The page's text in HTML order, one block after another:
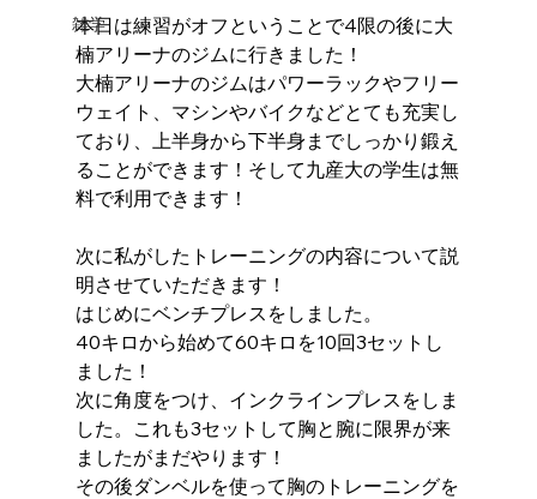
雑学
本日は練習がオフということで4限の後に大
楠アリーナのジムに行きました！
大楠アリーナのジムはパワーラックやフリー
ウェイト、マシンやバイクなどとても充実し
ており、上半身から下半身までしっかり鍛え
ることができます！そして九産大の学生は無
料で利用できます！
次に私がしたトレーニングの内容について説
明させていただきます！
はじめにベンチプレスをしました。
40キロから始めて60キロを10回3セットし
ました！
次に角度をつけ、インクラインプレスをしま
した。これも3セットして胸と腕に限界が来
ましたがまだやります！
その後ダンベルを使って胸のトレーニングを